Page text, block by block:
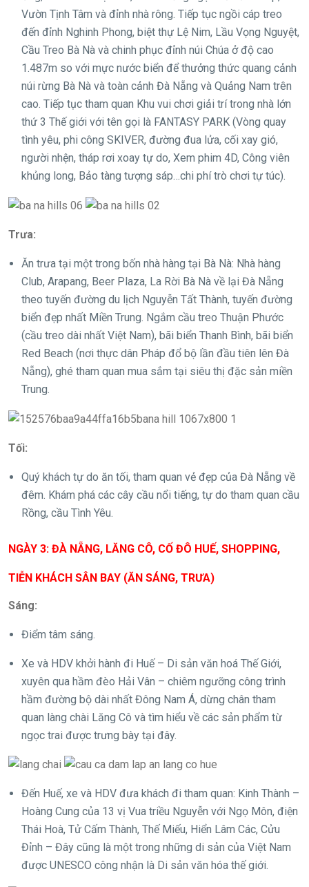
Vườn Tịnh Tâm và đỉnh nhà rông. Tiếp tục ngồi cáp treo
đến đỉnh Nghinh Phong, biệt thự Lệ Nim, Lầu Vọng Nguyệt,
Cầu Treo Bà Nà và chinh phục đỉnh núi Chúa ở độ cao
1.487m so với mực nước biển để thưởng thức quang cảnh
núi rừng Bà Nà và toàn cảnh Đà Nẵng và Quảng Nam trên
cao. Tiếp tục tham quan Khu vui chơi giải trí trong nhà lớn
thứ 3 Thế giới với tên gọi là FANTASY PARK (Vòng quay
tình yêu, phi công SKIVER, đường đua lửa, cối xay gió,
người nhện, tháp rơi xoay tự do, Xem phim 4D, Công viên
khủng long, Bảo tàng tượng sáp…chi phí trò chơi tự túc).
Trưa:
Ăn trưa tại một trong bốn nhà hàng tại Bà Nà: Nhà hàng
Club, Arapang, Beer Plaza, La Rời Bà Nà về lại Đà Nẵng
theo tuyến đường du lịch Nguyễn Tất Thành, tuyến đường
biển đẹp nhất Miền Trung. Ngắm cầu treo Thuận Phước
(cầu treo dài nhất Việt Nam), bãi biển Thanh Bình, bãi biển
Red Beach (nơi thực dân Pháp đổ bộ lần đầu tiên lên Đà
Nẵng), ghé tham quan mua sắm tại siêu thị đặc sản miền
Trung.
Tối:
Quý khách tự do ăn tối, tham quan vẻ đẹp của Đà Nẵng về
đêm. Khám phá các cây cầu nổi tiếng, tự do tham quan cầu
Rồng, cầu Tình Yêu.
NGÀY 3: ĐÀ NẴNG, LĂNG CÔ, CỐ ĐÔ HUẾ, SHOPPING,
TIỄN KHÁCH SÂN BAY (ĂN SÁNG, TRƯA)
Sáng:
Điểm tâm sáng.
Xe và HDV khởi hành đi Huế – Di sản văn hoá Thế Giới,
xuyên qua hầm đèo Hải Vân – chiêm ngưỡng công trình
hầm đường bộ dài nhất Đông Nam Á, dừng chân tham
quan làng chài Lăng Cô và tìm hiểu về các sản phẩm từ
ngọc trai được trưng bày tại đây.
Đến Huế, xe và HDV đưa khách đi tham quan: Kinh Thành –
Hoàng Cung của 13 vị Vua triều Nguyễn với Ngọ Môn, điện
Thái Hoà, Tử Cấm Thành, Thế Miếu, Hiển Lâm Các, Cửu
Đỉnh – Đây cũng là một trong những di sản của Việt Nam
được UNESCO công nhận là Di sản văn hóa thế giới.